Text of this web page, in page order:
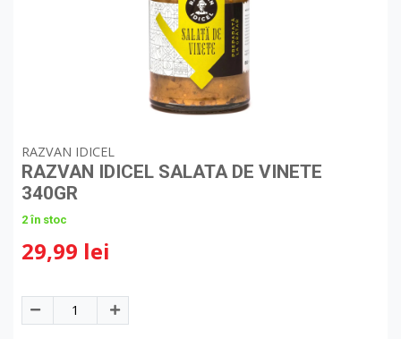
RAZVAN IDICEL
RAZVAN IDICEL SALATA DE VINETE
340GR
2 în stoc
29,99 lei